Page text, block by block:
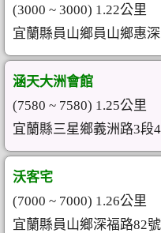
(3000 ~ 3000) 1.22公里
宜蘭縣員山鄉員山鄉惠
涵天大洲會館
(7580 ~ 7580) 1.25公里
宜蘭縣三星鄉義洲路3段
沃客宅
(7000 ~ 7000) 1.26公里
宜蘭縣員山鄉深福路82號